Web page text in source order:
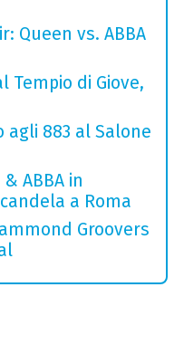
Queen vs. ABBA
Tempio di Giove,
883 al Salone
ABBA in
a Roma
Groovers